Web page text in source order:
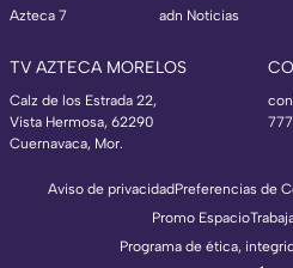
Azteca 7
adn Noticias
TV AZTECA MORELOS
Calz de los Estrada 22,
Vista Hermosa, 62290
Cuernavaca, Mor.
Aviso de privacidadPreferencias de
Promo Espacio
Programa de ética,